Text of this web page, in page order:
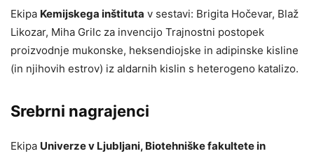
Ekipa Kemijskega inštituta v sestavi: Brigita Hočevar, Blaž
Likozar, Miha Grilc za invencijo Trajnostni postopek
proizvodnje mukonske, heksendiojske in adipinske kisline
(in njihovih estrov) iz aldarnih kislin s heterogeno katalizo.
Srebrni nagrajenci
Ekipa Univerze v Ljubljani, Biotehniške fakultete in